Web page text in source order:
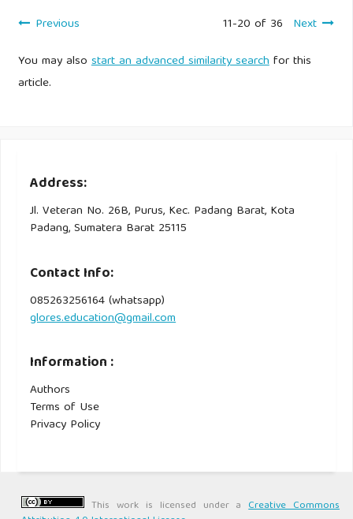
Previous
11-20 of 36 Next
You may alsostart an advanced similarity searchfor this
article.
Address:
Jl. Veteran No. 26B, Purus, Kec. Padang Barat, Kota
Padang, Sumatera Barat 25115
Contact Info:
085263256164 (whatsapp)
glores.education@gmail.com
Information :
Authors
Terms of Use
Privacy Policy
This work is licensed under aCreative Commons